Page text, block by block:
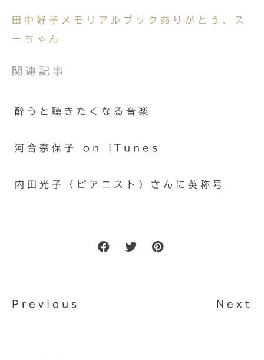
田中好子メモリアルブックありがとう、ス
ーちゃん
関連記事
酔うと聴きたくなる音楽
河合奈保子 on iTunes
内田光子（ピアニスト）さんに英称号
Previous Next